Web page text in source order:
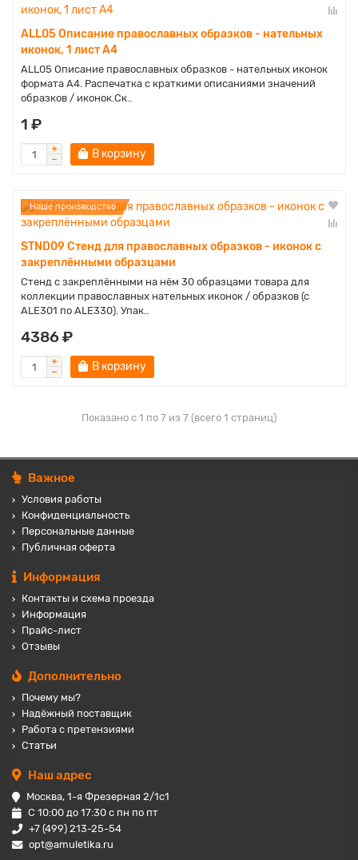
ALL05 Описание православных образков - нательных
иконок, 1 лист А4
ALL05 Описание православных образков - нательных иконок
формата А4. Распечатка с краткими описаниями значений
образков / иконок.Ск..
1 ₽
В корзину
Наше производство
STND09 Стенд для православных образков - иконок с
закреплёнными образцами
Стенд с закреплёнными на нём 30 образцами товара для
коллекции православных нательных иконок / образков (с
ALE301 по ALE330). Упак..
4386 ₽
В корзину
Показано с 1 по 7 из 7 (всего 1 страниц)
Важное
Условия работы
Конфиденциальность
Персональные данные
Публичная оферта
Информация
Контакты и схема проезда
Информация
Прайс-лист
Отзывы
Дополнительно
Почему мы?
Надёжный поставщик
Работа с претензиями
Статьи
Наш адрес
Москва, 1-я Фрезерная 2/1с1
С 10:00 до 17:30 с пн по пт
+7 (499) 213-25-54
opt@amuletika.ru